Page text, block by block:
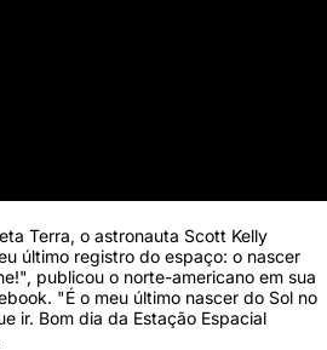
Terra, o astronauta Scott Kelly
último registro do espaço: o nascer
publicou o norte-americano em sua
"É o meu último nascer do Sol no
ir. Bom dia da Estação Espacial